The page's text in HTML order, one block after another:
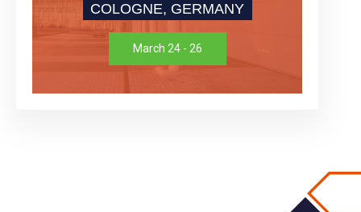
COLOGNE, GERMANY
March 24 - 26